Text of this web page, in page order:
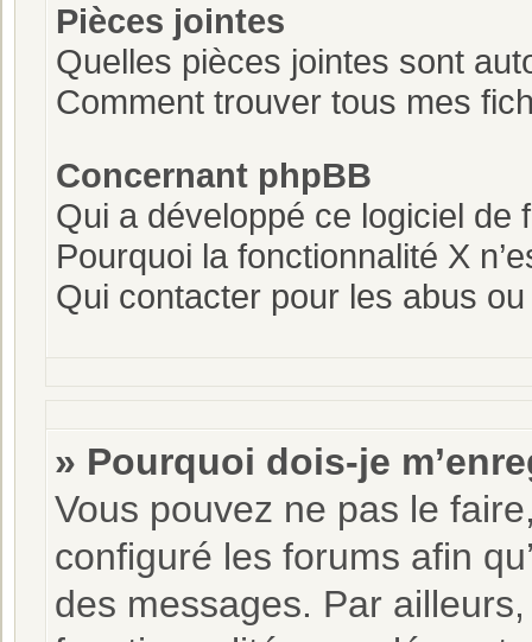
Pièces jointes
Quelles pièces jointes sont
Comment trouver tous mes
Concernant phpBB
Qui a développé ce logiciel de
Pourquoi la fonctionnalité X
Qui contacter pour les abus
» Pourquoi dois-je
Vous pouvez ne pas le
configuré les forums afin
des messages. Par